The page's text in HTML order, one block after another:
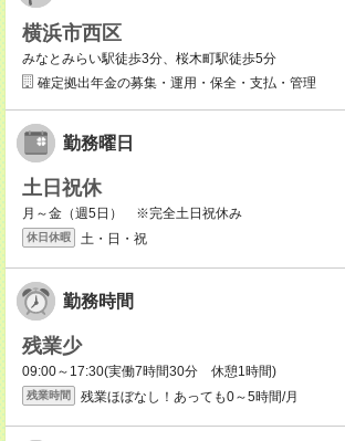
横浜市西区
みなとみらい駅徒歩3分、桜木町駅徒歩5分
確定拠出年金の募集・運用・保全・支払・管理
勤務曜日
土日祝休
月～金（週5日） ※完全土日祝休み
休日休暇 土・日・祝
勤務時間
残業少
09:00～17:30(実働7時間30分 休憩1時間)
残業時間 残業ほぼなし！あっても0～5時間/月